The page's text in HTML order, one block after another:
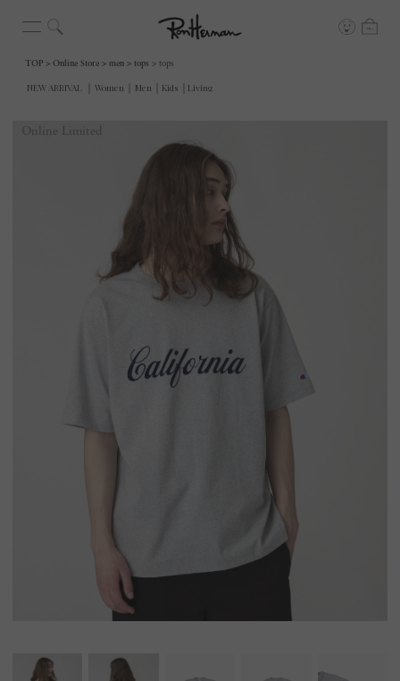
TOP Online Store men tops tops
Online Limited